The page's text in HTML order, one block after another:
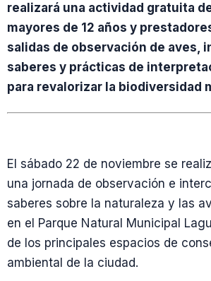
realizará una actividad gratuita
mayores de 12 años y
salidas de observación de aves,
saberes y prácticas de
para revalorizar la biodiversidad
El sábado 22 de noviembre se
una jornada de observación e
saberes sobre la naturaleza y las
en el Parque Natural Municipal
de los principales espacios de
ambiental de la ciudad.